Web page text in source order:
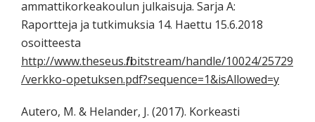
ammattikorkeakoulun julkaisuja. Sarja A:
Raportteja ja tutkimuksia 14. Haettu 15.6.2018
osoitteesta
http://www.theseus.fi/bitstream/handle/10024/25729
/verkko-opetuksen.pdf?sequence=1&isAllowed=y
Autero, M. & Helander, J. (2017). Korkeasti